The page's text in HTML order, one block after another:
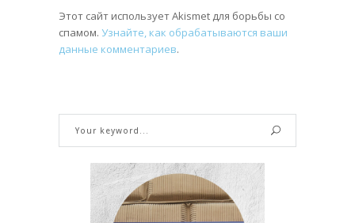
Этот сайт использует Akismet для борьбы со
спамом. Узнайте, как обрабатываются ваши
данные комментариев.